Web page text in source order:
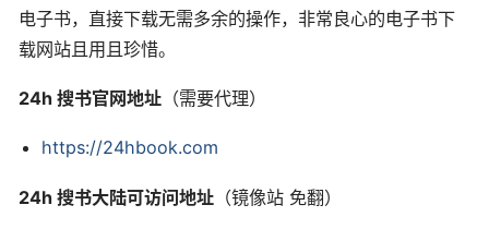
电子书，直接下载无需多余的操作，非常良心的电子书下
载网站且用且珍惜。
24h 搜书官网地址 （需要代理）
https://24hbook.com
24h 搜书大陆可访问地址 （镜像站 免翻）